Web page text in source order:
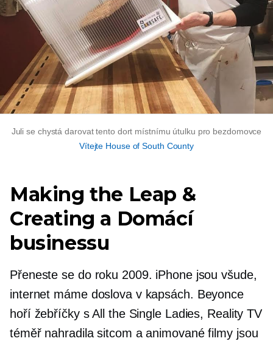
Juli se chystá darovat tento dort místnímu útulku pro bezdomovce
Vítejte House of South County
Making the Leap &
Creating a Domácí
businessu
Přeneste se do roku 2009. iPhone jsou všude,
internet máme doslova v kapsách. Beyonce
hoří žebříčky s All the Single Ladies, Reality TV
téměř nahradila sitcom a animované filmy jsou